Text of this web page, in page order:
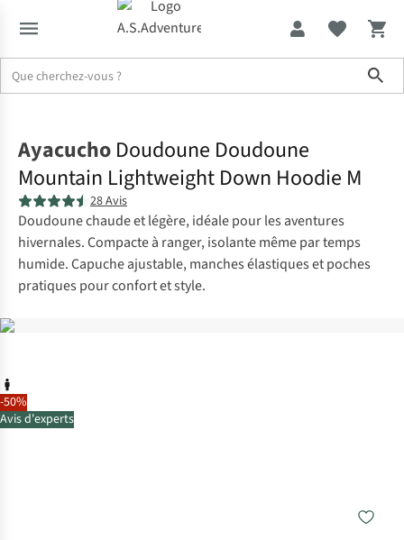
-50%
Avis d'experts
Ayacucho Doudoune Doudoune
Mountain Lightweight Down Hoodie M
28 Avis
Doudoune chaude et légère, idéale pour les aventures
hivernales. Compacte à ranger, isolante même par temps
humide. Capuche ajustable, manches élastiques et poches
pratiques pour confort et style.